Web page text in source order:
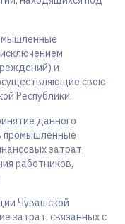
и
свою
Республики.
данного
промышленные
затрат,
работников,
Чувашской
затрат, связанных с